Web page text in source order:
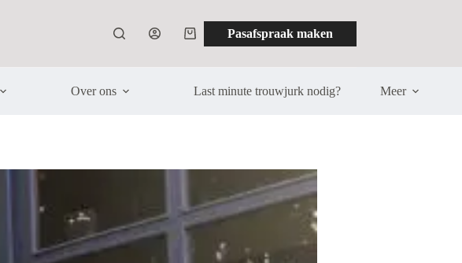
WinkelwagenPasafspraak maken
Over ons Last minute trouwjurk nodig? Meer